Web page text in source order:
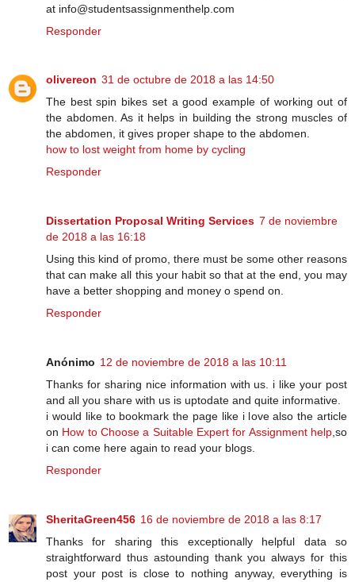
at info@studentsassignmenthelp.com
Responder
olivereon 31 de octubre de 2018 a las 14:50
The best spin bikes set a good example of working out of
the abdomen. As it helps in building the strong muscles of
the abdomen, it gives proper shape to the abdomen.
how to lost weight from home by cycling
Responder
Dissertation Proposal Writing Services 7 de noviembre
de 2018 a las 16:18
Using this kind of promo, there must be some other reasons
that can make all this your habit so that at the end, you may
have a better shopping and money o spend on.
Responder
Anónimo 12 de noviembre de 2018 a las 10:11
Thanks for sharing nice information with us. i like your post
and all you share with us is uptodate and quite informative.
i would like to bookmark the page like i love also the article
on How to Choose a Suitable Expert for Assignment help,so
i can come here again to read your blogs.
Responder
SheritaGreen456 16 de noviembre de 2018 a las 8:17
Thanks for sharing this exceptionally helpful data so
straightforward thus astounding thank you always for this
post your post is close to nothing anyway, everything is